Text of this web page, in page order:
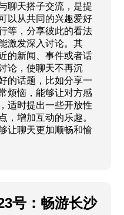
聊天搭子交流，是提
以从共同的兴趣爱好
等，分享彼此的看法
激发深入讨论。其
的新闻、事件或者话
论，使聊天不再沉
的话题，比如分享一
烦恼，能够让对方感
适时提出一些开放性
，增加互动的乐趣。
让聊天更加顺畅和愉
号：畅游长沙